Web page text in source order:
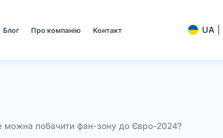
Блог Про компанію Контакт
можна побачити фан-зону до Євро-2024?